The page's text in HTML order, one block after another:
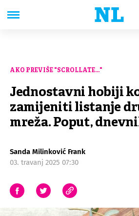
AKO PREVIŠE "SCROLLATE..."
Jednostavni hobiji
zamijeniti listanje
mreža. Poput,
Sanda Milinković Frank
03. travanj 2025 07:30